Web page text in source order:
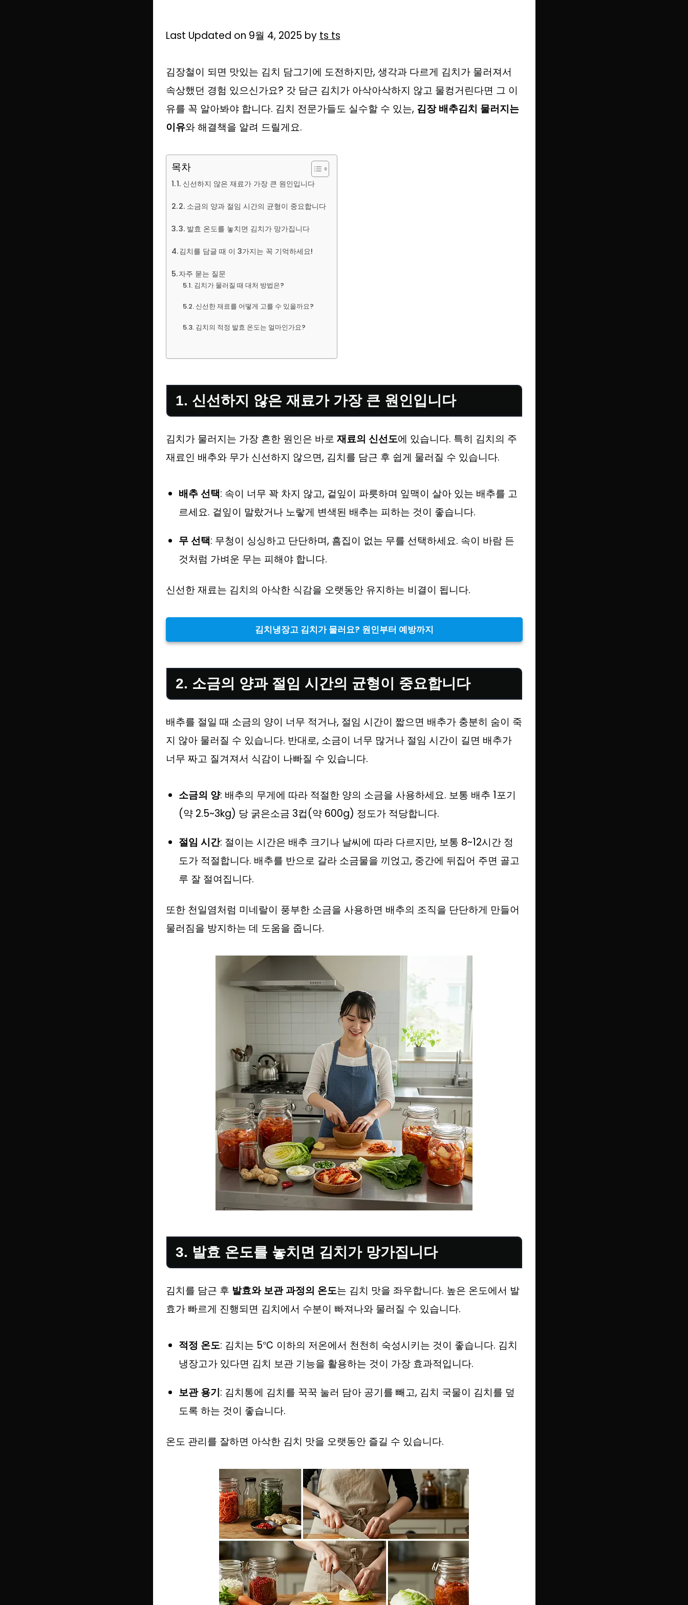
Last Updated on 9월 4, 2025 by ts ts
김장철이 되면 맛있는 김치 담그기에 도전하지만, 생각과 다르게 김치가 물러져서
속상했던 경험 있으신가요? 갓 담근 김치가 아삭아삭하지 않고 물컹거린다면 그 이
유를 꼭 알아봐야 합니다. 김치 전문가들도 실수할 수 있는, 김장 배추김치 물러지는
이유와 해결책을 알려 드릴게요.
목차
1. 신선하지 않은 재료가 가장 큰 원인입니다
2. 소금의 양과 절임 시간의 균형이 중요합니다
3. 발효 온도를 놓치면 김치가 망가집니다
김치를 담글 때 이 3가지는 꼭 기억하세요!
자주 묻는 질문
김치가 물러질 때 대처 방법은?
신선한 재료를 어떻게 고를 수 있을까요?
김치의 적정 발효 온도는 얼마인가요?
1. 신선하지 않은 재료가 가장 큰 원인입니다
김치가 물러지는 가장 흔한 원인은 바로 재료의 신선도에 있습니다. 특히 김치의 주
재료인 배추와 무가 신선하지 않으면, 김치를 담근 후 쉽게 물러질 수 있습니다.
배추 선택: 속이 너무 꽉 차지 않고, 겉잎이 파릇하며 잎맥이 살아 있는 배추를 고
르세요. 겉잎이 말랐거나 노랗게 변색된 배추는 피하는 것이 좋습니다.
무 선택: 무청이 싱싱하고 단단하며, 흠집이 없는 무를 선택하세요. 속이 바람 든
것처럼 가벼운 무는 피해야 합니다.
신선한 재료는 김치의 아삭한 식감을 오랫동안 유지하는 비결이 됩니다.
김치냉장고 김치가 물러요? 원인부터 예방까지
2. 소금의 양과 절임 시간의 균형이 중요합니다
배추를 절일 때 소금의 양이 너무 적거나, 절임 시간이 짧으면 배추가 충분히 숨이 죽
지 않아 물러질 수 있습니다. 반대로, 소금이 너무 많거나 절임 시간이 길면 배추가
너무 짜고 질겨져서 식감이 나빠질 수 있습니다.
소금의 양: 배추의 무게에 따라 적절한 양의 소금을 사용하세요. 보통 배추 1포기
(약 2.5~3kg) 당 굵은소금 3컵(약 600g) 정도가 적당합니다.
절임 시간: 절이는 시간은 배추 크기나 날씨에 따라 다르지만, 보통 8~12시간 정
도가 적절합니다. 배추를 반으로 갈라 소금물을 끼얹고, 중간에 뒤집어 주면 골고
루 잘 절여집니다.
또한 천일염처럼 미네랄이 풍부한 소금을 사용하면 배추의 조직을 단단하게 만들어
물러짐을 방지하는 데 도움을 줍니다.
3. 발효 온도를 놓치면 김치가 망가집니다
김치를 담근 후 발효와 보관 과정의 온도는 김치 맛을 좌우합니다. 높은 온도에서 발
효가 빠르게 진행되면 김치에서 수분이 빠져나와 물러질 수 있습니다.
적정 온도: 김치는 5℃ 이하의 저온에서 천천히 숙성시키는 것이 좋습니다. 김치
냉장고가 있다면 김치 보관 기능을 활용하는 것이 가장 효과적입니다.
보관 용기: 김치통에 김치를 꾹꾹 눌러 담아 공기를 빼고, 김치 국물이 김치를 덮
도록 하는 것이 좋습니다.
온도 관리를 잘하면 아삭한 김치 맛을 오랫동안 즐길 수 있습니다.